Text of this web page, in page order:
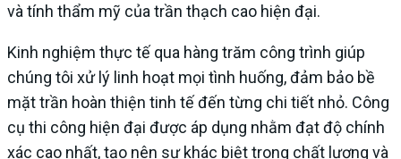
và tính thẩm mỹ của trần thạch cao hiện đại.
Kinh nghiệm thực tế qua hàng trăm công trình giúp
chúng tôi xử lý linh hoạt mọi tình huống, đảm bảo bề
mặt trần hoàn thiện tinh tế đến từng chi tiết nhỏ. Công
cụ thi công hiện đại được áp dụng nhằm đạt độ chính
xác cao nhất, tạo nên sự khác biệt trong chất lượng và